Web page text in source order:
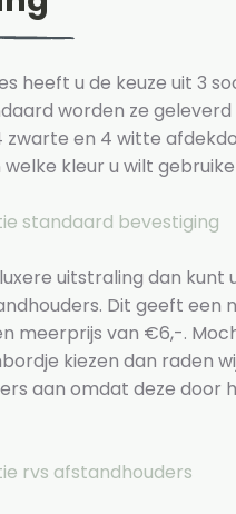
heeft u de keuze uit 3
worden ze
en 4 witte
kleur u wilt
standaard bevestiging
uitstraling dan kunt
Dit geeft een
meerprijs van €6,-.
kiezen dan raden
aan omdat deze door
rvs afstandhouders